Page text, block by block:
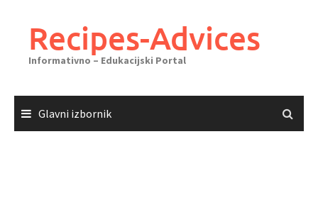
sadržajaRecipes-Advices
Informativno – Edukacijski Portal
Glavni izbornik